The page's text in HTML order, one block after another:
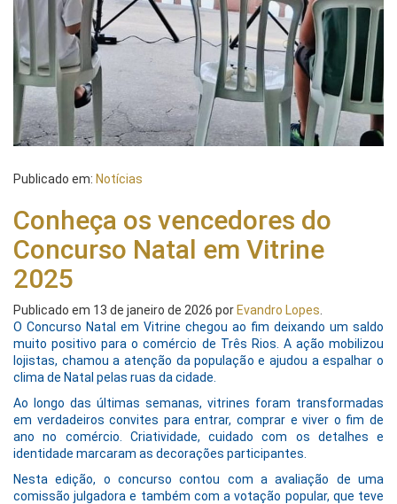
Publicado em: Notícias
Conheça os vencedores do
Concurso Natal em Vitrine
2025
Publicado em 13 de janeiro de 2026 por Evandro Lopes
O Concurso Natal em Vitrine chegou ao fim deixando um saldo
muito positivo para o comércio de Três Rios. A ação mobilizou
lojistas, chamou a atenção da população e ajudou a espalhar o
clima de Natal pelas ruas da cidade.
Ao longo das últimas semanas, vitrines foram transformadas
em verdadeiros convites para entrar, comprar e viver o fim de
ano no comércio. Criatividade, cuidado com os detalhes e
identidade marcaram as decorações participantes.
Nesta edição, o concurso contou com a avaliação de uma
comissão julgadora e também com a votação popular, que teve